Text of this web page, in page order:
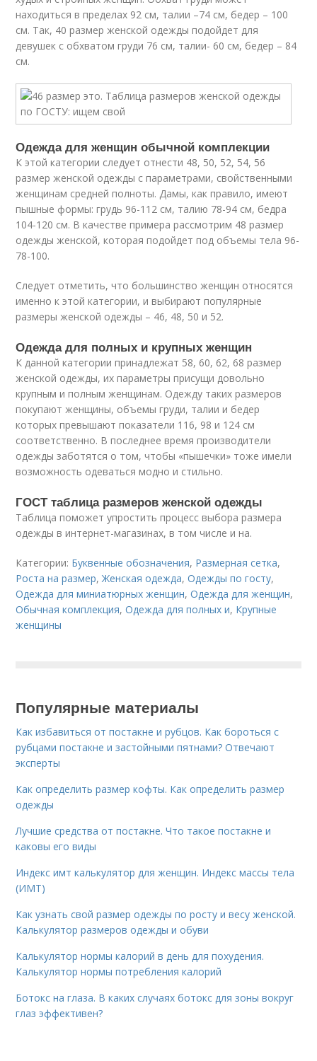
находиться в пределах 92 см, талии –74 см, бедер – 100
см. Так, 40 размер женской одежды подойдет для
девушек с обхватом груди 76 см, талии- 60 см, бедер – 84
см.
Одежда для женщин обычной комплекции
К этой категории следует отнести 48, 50, 52, 54, 56
размер женской одежды с параметрами, свойственными
женщинам средней полноты. Дамы, как правило, имеют
пышные формы: грудь 96-112 см, талию 78-94 см, бедра
104-120 см. В качестве примера рассмотрим 48 размер
одежды женской, которая подойдет под объемы тела 96-
78-100.
Следует отметить, что большинство женщин относятся
именно к этой категории, и выбирают популярные
размеры женской одежды – 46, 48, 50 и 52.
Одежда для полных и крупных женщин
К данной категории принадлежат 58, 60, 62, 68 размер
женской одежды, их параметры присущи довольно
крупным и полным женщинам. Одежду таких размеров
покупают женщины, объемы груди, талии и бедер
которых превышают показатели 116, 98 и 124 см
соответственно. В последнее время производители
одежды заботятся о том, чтобы «пышечки» тоже имели
возможность одеваться модно и стильно.
ГОСТ таблица размеров женской одежды
Таблица поможет упростить процесс выбора размера
одежды в интернет-магазинах, в том числе и на.
Категории: Буквенные обозначения, Размерная сетка,
Роста на размер,Женская одежда,Одежды по госту,
Одежда для миниатюрных женщин,Одежда для женщин,
Обычная комплекция,Одежда для полных и, Крупные
женщины
Популярные материалы
Как избавиться от постакне и рубцов. Как бороться с
рубцами постакне и застойными пятнами? Отвечают
эксперты
Как определить размер кофты. Как определить размер
одежды
Лучшие средства от постакне. Что такое постакне и
каковы его виды
Индекс имт калькулятор для женщин. Индекс массы тела
(ИМТ)
Как узнать свой размер одежды по росту и весу женской.
Калькулятор размеров одежды и обуви
Калькулятор нормы калорий в день для похудения.
Калькулятор нормы потребления калорий
Ботокс на глаза. В каких случаях ботокс для зоны вокруг
глаз эффективен?